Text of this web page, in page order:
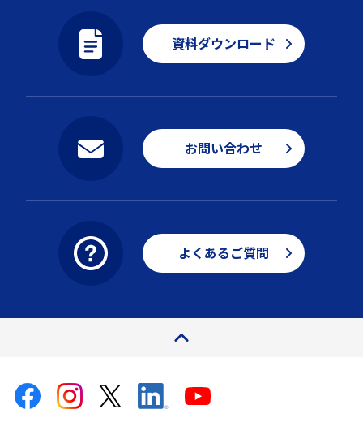
資料ダウンロード
お問い合わせ
よくあるご質問